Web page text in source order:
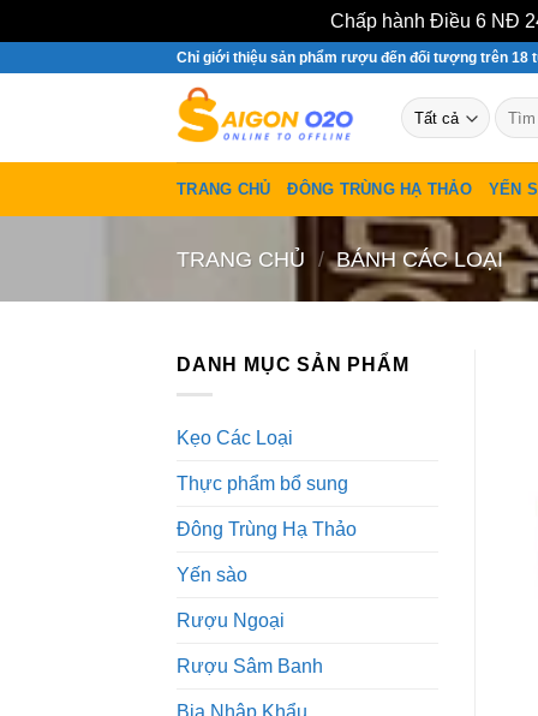
Chấp hành Điều 6 NĐ
Chỉ giới thiệu sản phẩm rượu đến đối tượng trên 18
Tìm
kiếm:
TRANG CHỦ ĐÔNG TRÙNG HẠ THẢO YẾN
TRANG CHỦ / BÁNH CÁC LOẠI
DANH MỤC SẢN PHẨM
Kẹo Các Loại
Thực phẩm bổ sung
Đông Trùng Hạ Thảo
Yến sào
Rượu Ngoại
Rượu Sâm Banh
Bia Nhập Khẩu